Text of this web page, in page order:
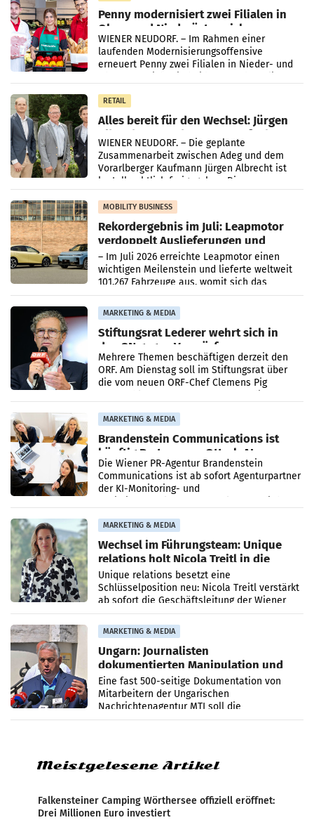
Penny modernisiert zwei Filialen in
Ober- und Niederösterreich
WIENER NEUDORF. – Im Rahmen einer
laufenden Modernisierungsoffensive
erneuert Penny zwei Filialen in Nieder- und
RETAIL
Alles bereit für den Wechsel: Jürgen
Albrecht setzt ab 1.1.2027 auf Adeg
WIENER NEUDORF. – Die geplante
Zusammenarbeit zwischen Adeg und dem
Vorarlberger Kaufmann Jürgen Albrecht ist
kartellrechtlich freigegeben: Die
Bundeswettbewerbsbehörde und der
Bundeskartellanwalt
MOBILITY BUSINESS
Rekordergebnis im Juli: Leapmotor
verdoppelt Auslieferungen und
überschreitet die 100.000er-Marke
– Im Juli 2026 erreichte Leapmotor einen
wichtigen Meilenstein und lieferte weltweit
101.267 Fahrzeuge aus, womit sich das
Ergebnis gegenüber Juli 2025 mehr als
verdoppelte (+102
MARKETING & MEDIA
Stiftungsrat Lederer wehrt sich in
den SN gegen Vorwürfe
Mehrere Themen beschäftigen derzeit den
ORF. Am Dienstag soll im Stiftungsrat über
die vom neuen ORF-Chef Clemens Pig
MARKETING & MEDIA
Brandenstein Communications ist
künftig Partner von OtterlyAI
Die Wiener PR-Agentur Brandenstein
Communications ist ab sofort Agenturpartner
der KI-Monitoring- und
MARKETING & MEDIA
Wechsel im Führungsteam: Unique
relations holt Nicola Treitl in die
Geschäftsleitung
Unique relations besetzt eine
Schlüsselposition neu: Nicola Treitl verstärkt
ab sofort die Geschäftsleitung der Wiener
PR-Agentur an der Seite von Josef Kalina und
Anna Kalina-Mahr.
MARKETING & MEDIA
Ungarn: Journalisten
dokumentierten Manipulation und
Zensur
Eine fast 500-seitige Dokumentation von
Mitarbeitern der Ungarischen
Nachrichtenagentur MTI soll die
systematische Nachrichten-Manipulation und
Meistgelesene Artikel
Falkensteiner Camping Wörthersee offiziell eröffnet:
Drei Millionen Euro investiert